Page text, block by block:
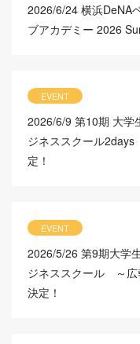
2026/6/24 横浜DeNA
ブアカデミー 2026
EVENT
2026/6/9 第10期 大学
ジネススクール
定！
EVENT
2026/5/26 第9期大学
ジネススクール ～
決定！